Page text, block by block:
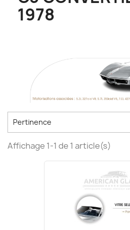
1978
Pertinence
Affichage 1-1 de 1 article(s)